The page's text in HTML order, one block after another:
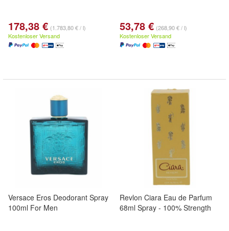
178,38 € (1.783,80 € / l)
Kostenloser Versand
53,78 € (268,90 € / l)
Kostenloser Versand
Versace Eros Deodorant Spray
100ml For Men
Revlon Ciara Eau de Parfum
68ml Spray - 100% Strength